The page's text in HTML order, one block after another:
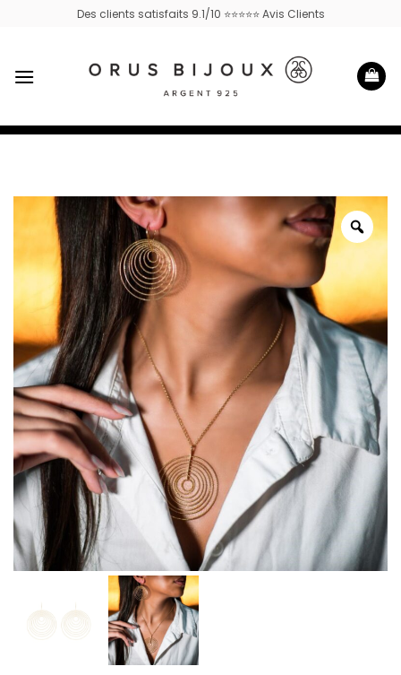
Des clients satisfaits 9.1/10 ⭐⭐⭐⭐⭐ Avis Clients